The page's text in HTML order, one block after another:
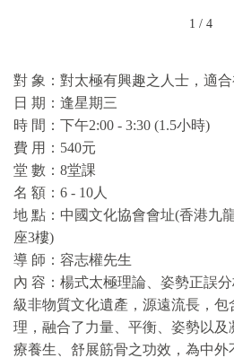
1 / 4
對 象：對太極有興趣之人士，適合
日 期：逢星期三
時 間：下午2:00 - 3:30 (1.5小時)
費 用：540元
堂 數：8堂課
名 額：6 - 10人
地 點：中國文化協會會址(香港九
座3樓)
導 師：容志權先生
內 容：楊式太極理論、姿勢正誤
級非物質文化遺產，源遠流長，
理，融合了力量、平衡、姿勢以
療養生、舒展筋骨之功效，為中